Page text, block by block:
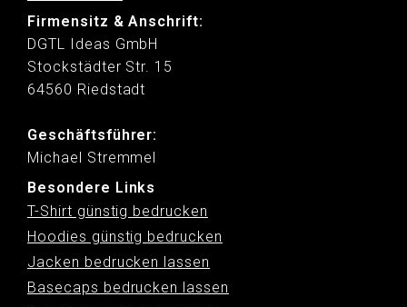
Firmensitz & Anschrift:
DGTL Ideas GmbH
Stockstädter Str. 15
64560 Riedstadt
Geschäftsführer:
Michael Stremmel
Besondere Links
T-Shirt günstig bedrucken
Hoodies günstig bedrucken
Jacken bedrucken lassen
Basecaps bedrucken lassen